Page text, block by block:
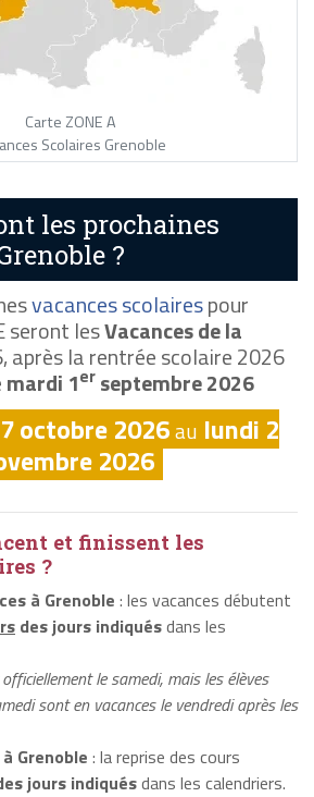
Carte ZONE A
Scolaires Grenoble
les prochaines
?
vacances scolairespour
seront lesVacances de la
après la rentrée scolaire 2026
mardi 1er septembre 2026
octobre 2026au lundi 2
2026
et finissent les
?
à Grenoble : les vacances débutent
des jours indiquésdans les
le samedi, mais les élèves
sont en vacances le vendredi après les
Grenoble : la reprise des cours
jours indiquésdans les calendriers.